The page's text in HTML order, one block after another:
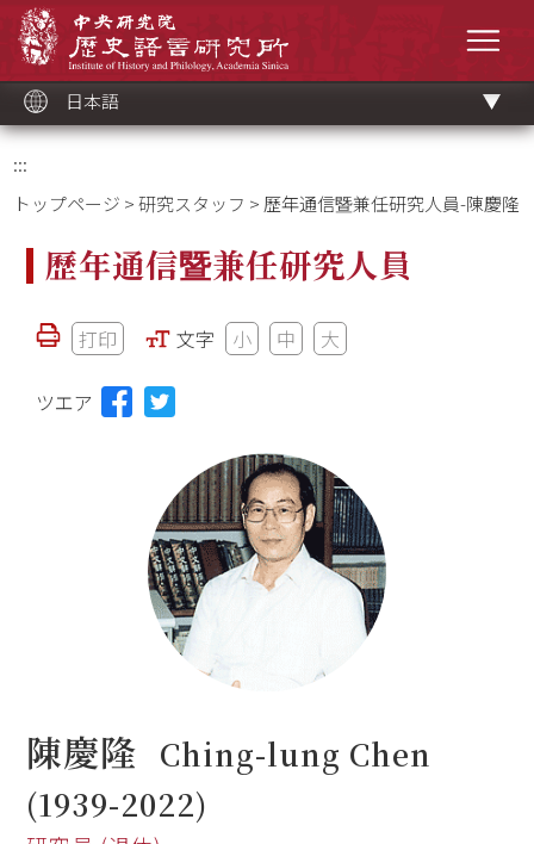
ッ
ク
日本語
:::
トップページ >研究スタッフ > 歷年通信暨兼任研究人員-陳慶隆
歷年通信暨兼任研究人員
打印 文字 小 中 大
ツエア
陳慶隆 Ching-lung Chen
(1939-2022)